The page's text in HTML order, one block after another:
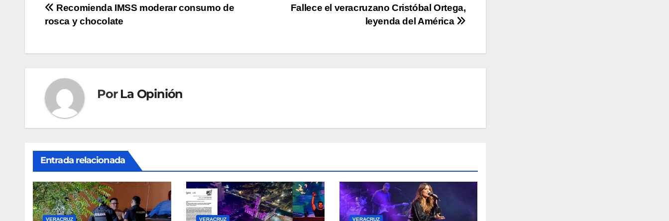
Navegación
entradas
Fallece el veracruzano Cristóbal Ortega,
leyenda del América
Recomienda IMSS moderar consumo de
rosca y chocolate
Por La Opinión
Entrada relacionada
VERACRUZ VERACRUZ VERACRUZ